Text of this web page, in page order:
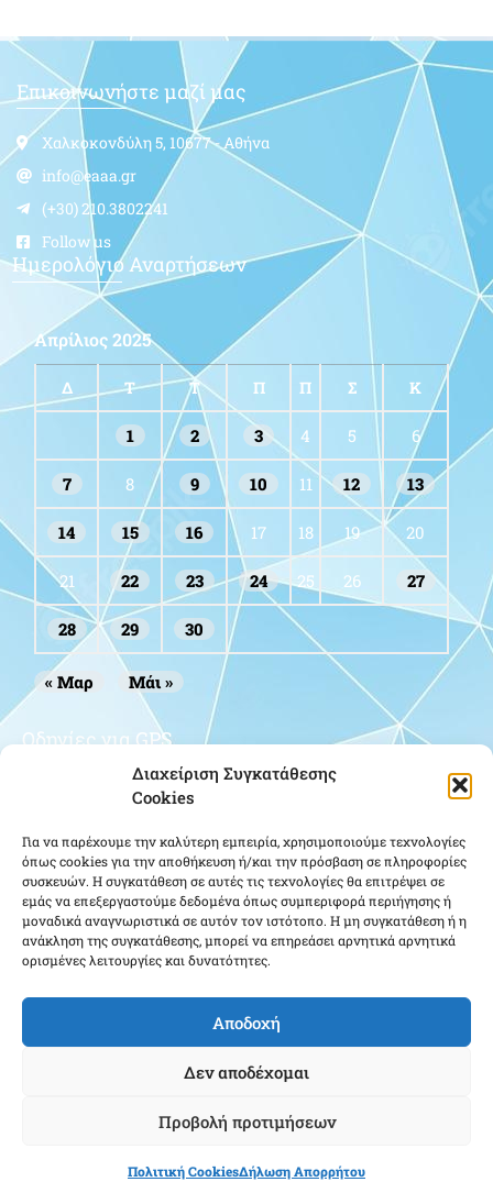
Διαχείριση Συγκατάθεσης
Cookies
Για να παρέχουμε την καλύτερη εμπειρία, χρησιμοποιούμε τεχνολογίες
όπως cookies για την αποθήκευση ή/και την πρόσβαση σε πληροφορίες
συσκευών. Η συγκατάθεση σε αυτές τις τεχνολογίες θα επιτρέψει σε
εμάς να επεξεργαστούμε δεδομένα όπως συμπεριφορά περιήγησης ή
μοναδικά αναγνωριστικά σε αυτόν τον ιστότοπο. Η μη συγκατάθεση ή η
ανάκληση της συγκατάθεσης, μπορεί να επηρεάσει αρνητικά αρνητικά
ορισμένες λειτουργίες και δυνατότητες.
Αποδοχή
Δεν αποδέχομαι
Προβολή προτιμήσεων
Πολιτική CookiesΔήλωση Απορρήτου
Επικοινωνήστε μαζί μας
Χαλκοκονδύλη 5, 10677 - Αθήνα
info@eaaa.gr
(+30) 210.3802241
Follow us
Ημερολόγιο Αναρτήσεων
Απρίλιος 2025
Δ Τ Τ Π Π Σ Κ
1 2 3 4 5 6
7 8 9 10 11 12 13
14 15 16 17 18 19 20
21 22 23 24 25 26 27
28 29 30
« Μαρ Μάι »
Οδηγίες για GPS
Κάντε κλικ για να αποδεχτείτε cookies
εμπορικής προώθησης και να
Powered & Created byCloudmanager.gr